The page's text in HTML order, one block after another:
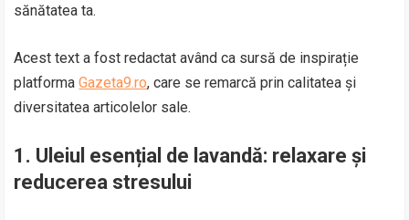
sănătatea ta.
Acest text a fost redactat având ca sursă de inspirație
platformaGazeta9.ro, care se remarcă prin calitatea și
diversitatea articolelor sale.
1. Uleiul esențial de lavandă: relaxare și
reducerea stresului